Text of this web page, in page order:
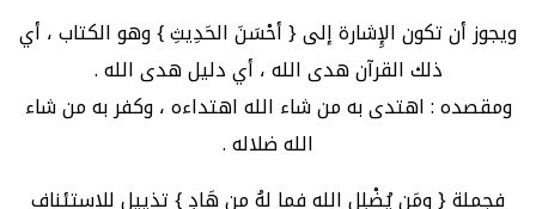
ويجوز أن تكون الإِشارة إلى { أحْسَنَ الحَدِيثِ } وهو الكتاب ، أي
ذلك القرآن هدى الله ، أي دليل هدى الله .
ومقصده : اهتدى به من شاء الله اهتداءه ، وكفر به من شاء
الله ضلاله .
فجملة { ومَن يُضْلِل الله فما لهُ من هَادٍ } تذييل للاستئناف